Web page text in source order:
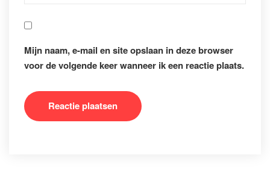
Mijn naam, e-mail en site opslaan in deze browser
voor de volgende keer wanneer ik een reactie plaats.